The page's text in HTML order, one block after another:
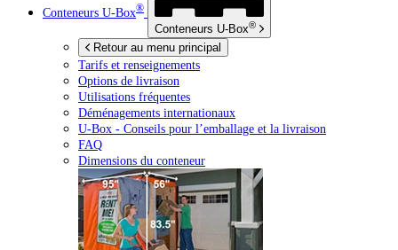
Conteneurs U-Box®
Conteneurs U-Box®
Retour au menu principal
Tarifs et renseignements
Options de livraison
Utilisations fréquentes
Déménagements internationaux
U-Box - Conseils pour l’emballage et la livraison
FAQ
Dimensions du conteneur